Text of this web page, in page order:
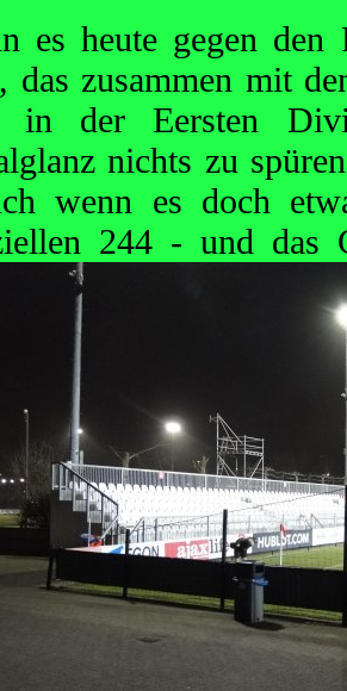
es heute gegen
das zusammen mit
in der Eersten
nichts zu
wenn es doch
244 - und das